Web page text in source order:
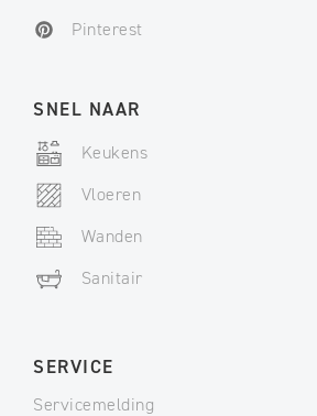
Pinterest
SNEL NAAR
Keukens
Vloeren
Wanden
Sanitair
SERVICE
Servicemelding